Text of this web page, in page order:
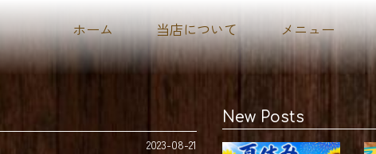
ホーム 当店について メニュー
2023-08-21
New Posts